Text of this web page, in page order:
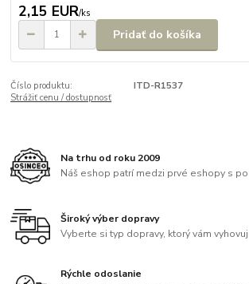
2,15 EUR/ks
Pridať do košíka
Číslo produktu:
ITD-R1537
Strážiť cenu / dostupnosť
Na trhu od roku 2009
Náš eshop patrí medzi prvé eshopy s
Široký výber dopravy
Vyberte si typ dopravy, ktorý vám
Rýchle odoslanie